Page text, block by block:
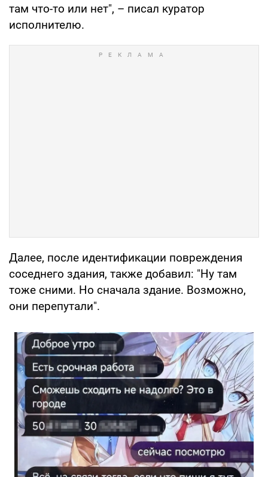
там что-то или нет", – писал куратор
исполнителю.
Далее, после идентификации повреждения
соседнего здания, также добавил: "Ну там
тоже сними. Но сначала здание. Возможно,
они перепутали".